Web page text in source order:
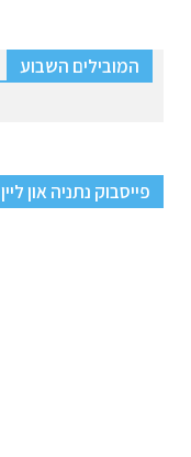
המובילים השבוע
פייסבוק נתניה און ליין